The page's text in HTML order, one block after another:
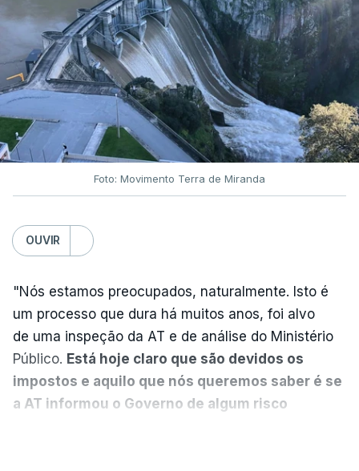
ARTIGOS RELACIONADOS
Nova polémica com Luís
Neves. Ministro nega
favorecimento a construtora
DST
7 Agosto 2026, 20:28
Diretor financeiro da PJ
nega que Construbarcelos
tenha feito obras na casa
onde vive
atualizado 7 Agosto 2026, 15:56
Foto: Movimento Terra de Miranda
OUVIR
"Nós estamos preocupados, naturalmente. Isto é
um processo que dura há muitos anos, foi alvo
de uma inspeção da AT e de análise do Ministério
Público. Está hoje claro que são devidos os
impostos e aquilo que nós queremos saber é se
a AT informou o Governo de algum risco